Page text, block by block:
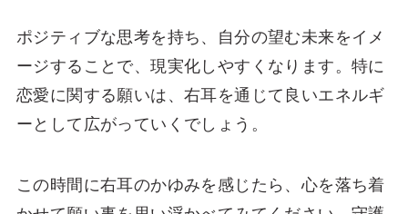
ポジティブな思考を持ち、自分の望む未来をイメ
ージすることで、現実化しやすくなります。特に
恋愛に関する願いは、右耳を通じて良いエネルギ
ーとして広がっていくでしょう。
この時間に右耳のかゆみを感じたら、心を落ち着